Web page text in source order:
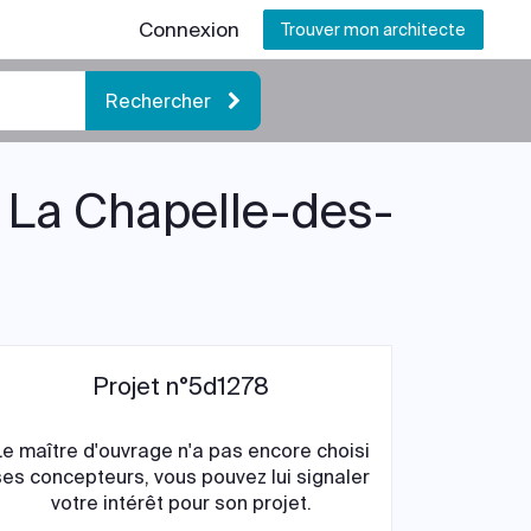
Connexion Trouver mon architecte
Rechercher
Chapelle-des-
Projet n°5d1278
maître d'ouvrage n'a pas encore choisi
concepteurs, vous pouvez lui signaler
votre intérêt pour son projet.